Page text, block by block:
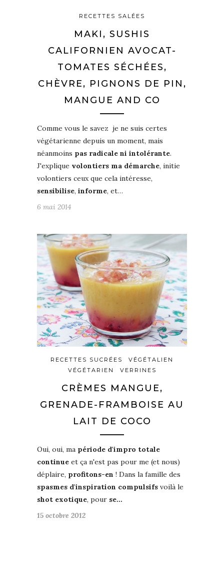
RECETTES SALÉES
MAKI, SUSHIS
CALIFORNIEN AVOCAT-
TOMATES SÉCHÉES,
CHÈVRE, PIGNONS DE PIN,
MANGUE AND CO
Comme vous le savez je ne suis certes
végétarienne depuis un moment, mais
néanmoins pas radicale ni intolérante.
J'explique volontiers ma démarche, initie
volontiers ceux que cela intéresse,
sensibilise, informe, et…
6 mai 2014
RECETTES SUCRÉES
VÉGÉTALIEN
VÉGÉTARIEN
VERRINES
CRÈMES MANGUE,
GRENADE-FRAMBOISE AU
LAIT DE COCO
Oui, oui, ma période d'impro totale
continue et ça n'est pas pour me (et nous)
déplaire, profitons-en ! Dans la famille des
spasmes d'inspiration compulsifs voilà le
shot exotique, pour se…
15 octobre 2012